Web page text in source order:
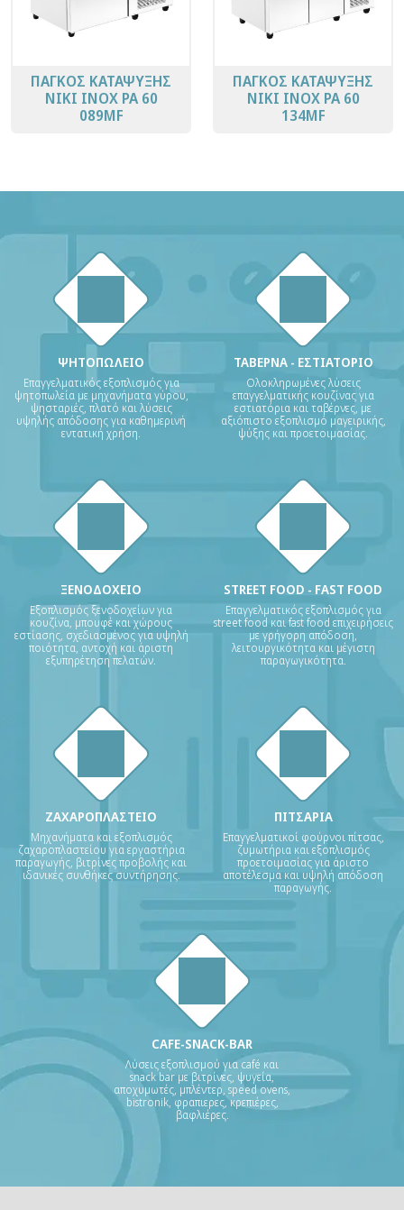
ΠΑΓΚΟΣ ΚΑΤΑΨΥΞΗΣ
ΝΙΚΙ ΙΝΟΧ PA 60
089MF
ΠΑΓΚΟΣ ΚΑΤΑΨΥΞΗΣ
ΝΙΚΙ ΙΝΟΧ PA 60
134MF
ΨΗΤΟΠΩΛΕΙΟ
Επαγγελματικός εξοπλισμός για
ψητοπωλεία με μηχανήματα γύρου,
ψησταριές, πλατό και λύσεις
υψηλής απόδοσης για καθημερινή
εντατική χρήση.
ΤΑΒΕΡΝΑ - ΕΣΤΙΑΤΟΡΙΟ
Ολοκληρωμένες λύσεις
επαγγελματικής κουζίνας για
εστιατόρια και ταβέρνες, με
αξιόπιστο εξοπλισμό μαγειρικής,
ψύξης και προετοιμασίας.
ΞΕΝΟΔΟΧΕΙΟ
Εξοπλισμός ξενοδοχείων για
κουζίνα, μπουφέ και χώρους
εστίασης, σχεδιασμένος για υψηλή
ποιότητα, αντοχή και άριστη
εξυπηρέτηση πελατών.
STREET FOOD - FAST FOOD
Επαγγελματικός εξοπλισμός για
street food και fast food επιχειρήσεις
με γρήγορη απόδοση,
λειτουργικότητα και μέγιστη
παραγωγικότητα.
ΖΑΧΑΡΟΠΛΑΣΤΕΙΟ
Μηχανήματα και εξοπλισμός
ζαχαροπλαστείου για εργαστήρια
παραγωγής, βιτρίνες προβολής και
ιδανικές συνθήκες συντήρησης.
ΠΙΤΣΑΡΙΑ
Επαγγελματικοί φούρνοι πίτσας,
ζυμωτήρια και εξοπλισμός
προετοιμασίας για άριστο
αποτέλεσμα και υψηλή απόδοση
παραγωγής.
CAFE-SNACK-BAR
Λύσεις εξοπλισμού για café και
snack bar με βιτρίνες, ψυγεία,
αποχυμωτές, μπλέντερ, speed ovens,
bistronik, φραπιερες, κρεπιέρες,
βαφλιέρες.